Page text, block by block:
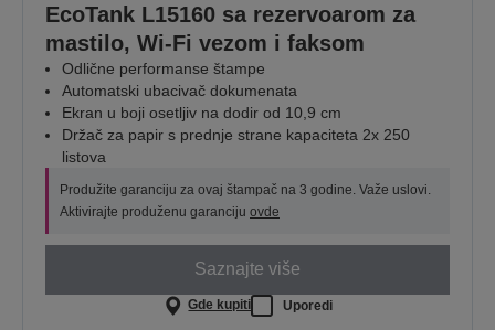
EcoTank L15160 sa rezervoarom za
mastilo, Wi-Fi vezom i faksom
Odlične performanse štampe
Automatski ubacivač dokumenata
Ekran u boji osetljiv na dodir od 10,9 cm
Držač za papir s prednje strane kapaciteta 2x 250
listova
Produžite garanciju za ovaj štampač na 3 godine. Važe uslovi.
Aktivirajte produženu garanciju ovde
Saznajte više
Gde kupiti Uporedi